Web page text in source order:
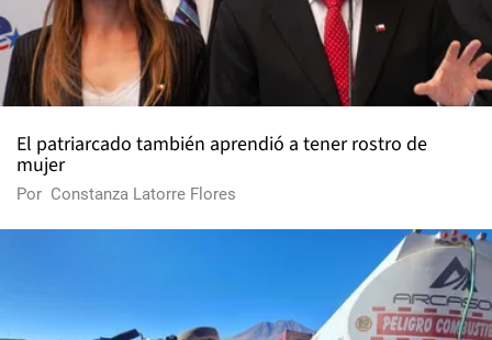
El patriarcado también aprendió a tener rostro de
mujer
Por Constanza Latorre Flores